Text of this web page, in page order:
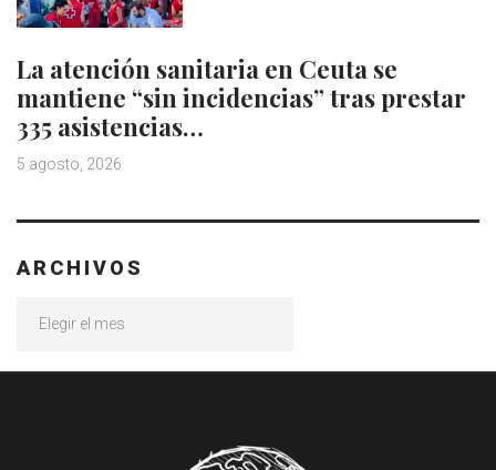
La atención sanitaria en Ceuta se
mantiene “sin incidencias” tras prestar
335 asistencias…
5 agosto, 2026
ARCHIVOS